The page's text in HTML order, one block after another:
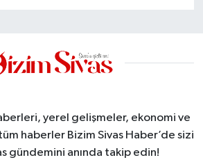
yerel gelişmeler, ekonomi ve
haberler Bizim Sivas Haber’de sizi
gündemini anında takip edin!